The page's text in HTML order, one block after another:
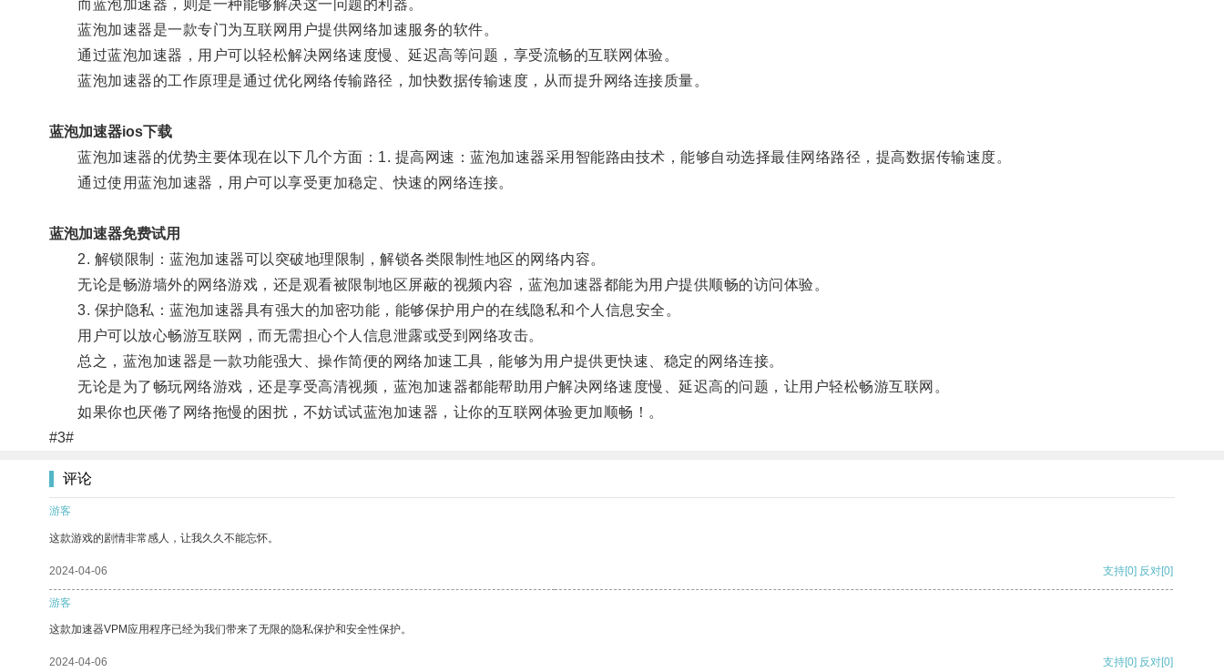
而蓝泡加速器，则是一种能够解决这一问题的利器。
蓝泡加速器是一款专门为互联网用户提供网络加速服务的软件。
通过蓝泡加速器，用户可以轻松解决网络速度慢、延迟高等问题，享受流畅的互联网体验。
蓝泡加速器的工作原理是通过优化网络传输路径，加快数据传输速度，从而提升网络连接质量。
蓝泡加速器ios下载
蓝泡加速器的优势主要体现在以下几个方面：1. 提高网速：蓝泡加速器采用智能路由技术，能够自动选择最佳网络路径，提高数据传输速度。
通过使用蓝泡加速器，用户可以享受更加稳定、快速的网络连接。
蓝泡加速器免费试用
2. 解锁限制：蓝泡加速器可以突破地理限制，解锁各类限制性地区的网络内容。
无论是畅游墙外的网络游戏，还是观看被限制地区屏蔽的视频内容，蓝泡加速器都能为用户提供顺畅的访问体验。
3. 保护隐私：蓝泡加速器具有强大的加密功能，能够保护用户的在线隐私和个人信息安全。
用户可以放心畅游互联网，而无需担心个人信息泄露或受到网络攻击。
总之，蓝泡加速器是一款功能强大、操作简便的网络加速工具，能够为用户提供更快速、稳定的网络连接。
无论是为了畅玩网络游戏，还是享受高清视频，蓝泡加速器都能帮助用户解决网络速度慢、延迟高的问题，让用户轻松畅游互联网。
如果你也厌倦了网络拖慢的困扰，不妨试试蓝泡加速器，让你的互联网体验更加顺畅！。
#3#
评论
游客
这款游戏的剧情非常感人，让我久久不能忘怀。
2024-04-06 支持[0] 反对[0]
游客
这款加速器VPM应用程序已经为我们带来了无限的隐私保护和安全性保护。
2024-04-06 支持[0] 反对[0]